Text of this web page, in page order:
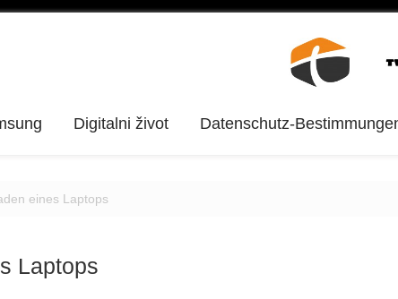
Digitalni život Datenschutz-
eines Laptops
Laptops